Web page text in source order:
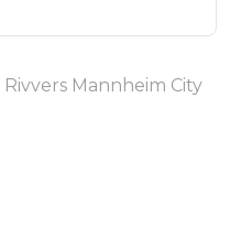
Rivvers Mannheim City